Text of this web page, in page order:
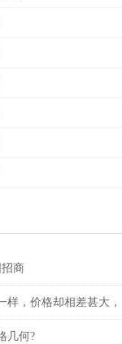
商
样，价格却相差甚大，
几何?